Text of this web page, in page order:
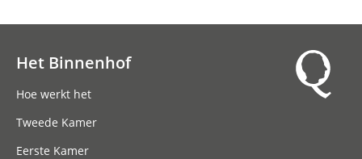
Het Binnenhof
Hoe werkt het
Tweede Kamer
Eerste Kamer